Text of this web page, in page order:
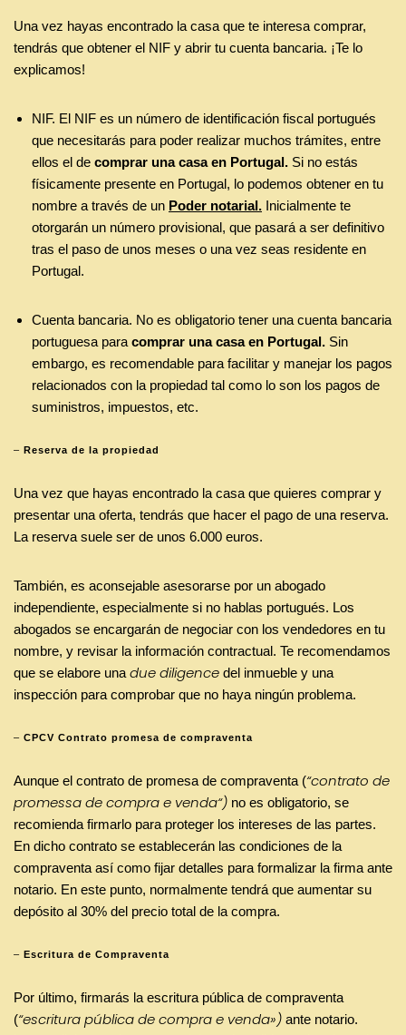
Una vez hayas encontrado la casa que te interesa comprar,
tendrás que obtener el NIF y abrir tu cuenta bancaria. ¡Te lo
explicamos!
NIF. El NIF es un número de identificación fiscal portugués
que necesitarás para poder realizar muchos trámites, entre
ellos el de comprar una casa en Portugal. Si no estás
físicamente presente en Portugal, lo podemos obtener en tu
nombre a través de un Poder notarial. Inicialmente te
otorgarán un número provisional, que pasará a ser definitivo
tras el paso de unos meses o una vez seas residente en
Portugal.
Cuenta bancaria. No es obligatorio tener una cuenta bancaria
portuguesa para comprar una casa en Portugal. Sin
embargo, es recomendable para facilitar y manejar los pagos
relacionados con la propiedad tal como lo son los pagos de
suministros, impuestos, etc.
– Reserva de la propiedad
Una vez que hayas encontrado la casa que quieres comprar y
presentar una oferta, tendrás que hacer el pago de una reserva.
La reserva suele ser de unos 6.000 euros.
También, es aconsejable asesorarse por un abogado
independiente, especialmente si no hablas portugués. Los
abogados se encargarán de negociar con los vendedores en tu
nombre, y revisar la información contractual. Te recomendamos
que se elabore una due diligence del inmueble y una
inspección para comprobar que no haya ningún problema.
– CPCV Contrato promesa de compraventa
Aunque el contrato de promesa de compraventa (“contrato de
promessa de compra e venda“) no es obligatorio, se
recomienda firmarlo para proteger los intereses de las partes.
En dicho contrato se establecerán las condiciones de la
compraventa así como fijar detalles para formalizar la firma ante
notario. En este punto, normalmente tendrá que aumentar su
depósito al 30% del precio total de la compra.
– Escritura de Compraventa
Por último, firmarás la escritura pública de compraventa
(“escritura pública de compra e venda») ante notario.